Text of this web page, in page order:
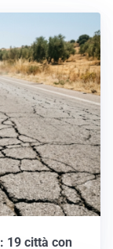
19 città con